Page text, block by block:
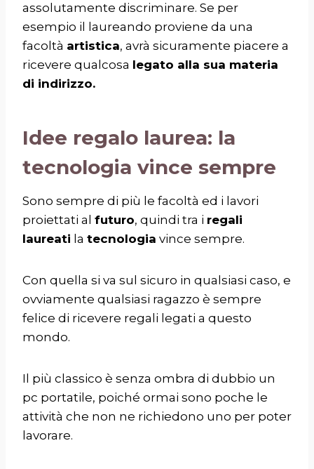
assolutamente discriminare. Se per
esempio il laureando proviene da una
facoltà artistica, avrà sicuramente piacere a
ricevere qualcosa legato alla sua materia
di indirizzo.
Idee regalo laurea: la
tecnologia vince sempre
Sono sempre di più le facoltà ed i lavori
proiettati al futuro, quindi tra i regali
laureati la tecnologia vince sempre.
Con quella si va sul sicuro in qualsiasi caso, e
ovviamente qualsiasi ragazzo è sempre
felice di ricevere regali legati a questo
mondo.
Il più classico è senza ombra di dubbio un
pc portatile, poiché ormai sono poche le
attività che non ne richiedono uno per poter
lavorare.